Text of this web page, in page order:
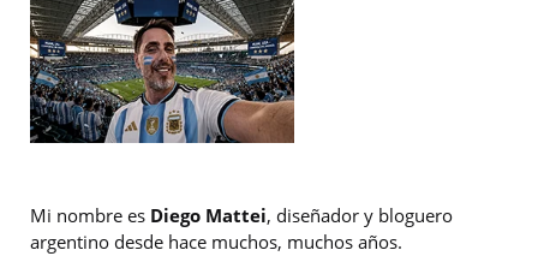
Mi nombre es Diego Mattei, diseñador y bloguero
argentino desde hace muchos, muchos años.